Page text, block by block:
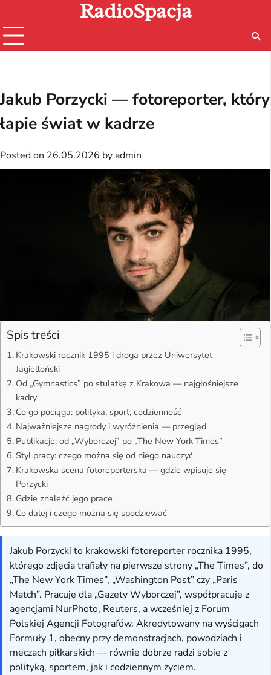
content
RadioSpacja
Jakub Porzycki — fotoreporter, który
łapie świat w kadrze
Posted on 26.05.2026 by admin
Spis treści
Krakowski rocznik 1995 i droga przez Uniwersytet
Jagielloński
Od „Gymnastics” po stulatkę z Krakowa — najgłośniejsze
kadry
Co go pociąga: polityka, sport, codzienność
Najważniejsze nagrody i wyróżnienia — przegląd
Publikacje: od „Wyborczej” po „The New York Times”
Styl pracy: czego można się od niego nauczyć
Krakowska scena fotoreporterska — gdzie wpisuje się
Porzycki
Gdzie znaleźć jego prace
Co dalej i czego można się spodziewać
Jakub Porzycki to krakowski fotoreporter rocznika 1995,
którego zdjęcia trafiały na pierwsze strony „The Times”, do
„The New York Times”, „Washington Post” czy „Paris
Match”. Pracuje dla „Gazety Wyborczej”, współpracuje z
agencjami NurPhoto, Reuters, a wcześniej z Forum
Polskiej Agencji Fotografów. Akredytowany na wyścigach
Formuły 1, obecny przy demonstracjach, powodziach i
meczach piłkarskich — równie dobrze radzi sobie z
polityką, sportem, jak i codziennym życiem.